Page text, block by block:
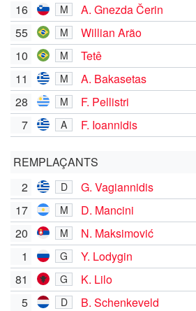
16
M A. Gnezda Čerin
55 M
Willian Arão
10
M Tetê
11 M A. Bakasetas
28 M F. Pellistri
7 A F. Ioannidis
REMPLAÇANTS
2
D G. Vagiannidis
17 M D. Mancini
20 M N. Maksimović
1 G
Y. Lodygin
81
G
K. Lilo
5
D B. Schenkeveld